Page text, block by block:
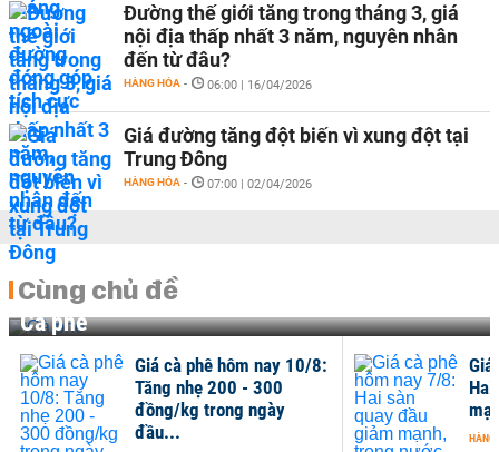
Đường thế giới tăng trong tháng 3, giá
nội địa thấp nhất 3 năm, nguyên nhân
đến từ đâu?
HÀNG HÓA - 06:00 | 16/04/2026
Giá đường tăng đột biến vì xung đột tại
Trung Đông
HÀNG HÓA - 07:00 | 02/04/2026
Cùng chủ đề
Cà phê
Giá cà phê hôm nay 10/8:
Tăng nhẹ 200 - 300
đồng/kg trong ngày
đầu...
HÀNG